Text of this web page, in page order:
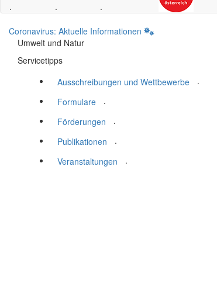
.
.
.
Coronavirus: Aktuelle Informationen
Umwelt und Natur
Servicetipps
Ausschreibungen und Wettbewerbe
.
Formulare
.
Förderungen
.
Publikationen
.
Veranstaltungen
.